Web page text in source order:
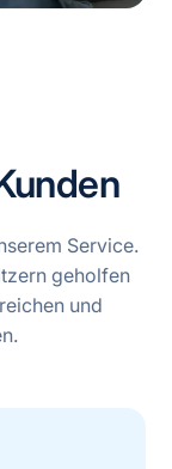
Service.
geholfen
und